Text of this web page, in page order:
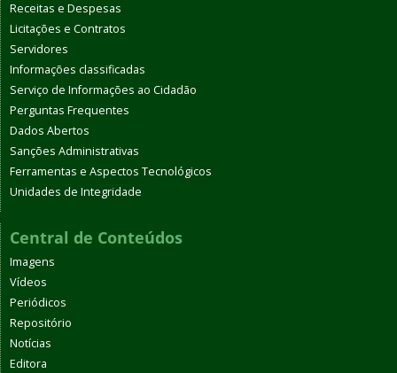
Receitas e Despesas
Licitações e Contratos
Servidores
Informações classificadas
Serviço de Informações ao Cidadão
Perguntas Frequentes
Dados Abertos
Sanções Administrativas
Ferramentas e Aspectos Tecnológicos
Unidades de Integridade
Central de Conteúdos
Imagens
Vídeos
Periódicos
Repositório
Notícias
Editora